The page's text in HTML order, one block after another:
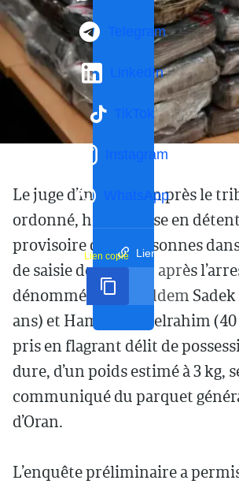
Telegram
LinkedIn
TikTok
Instagram
WhatsApp
Lien court
Lien copié
Le juge d’instruction près le
ordonné, hier, la mise en
provisoire de 13 personnes
de saisie de cocaïne, après
dénommés « Mokaddem
ans) et Hamadi Abdelrahim (40
pris en flagrant délit de
dure, d’un poids estimé à 3 kg,
communiqué du parquet
d’Oran.
L’enquête préliminaire a